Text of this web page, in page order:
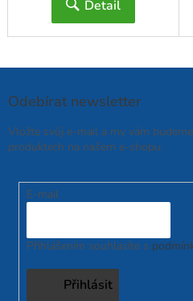
Detail
Odebírat newsletter
Vložte svůj e-mail a my vám
produktech na našem e-shopu.
E-mail
Přihlášením souhlasíte s
Přihlásit